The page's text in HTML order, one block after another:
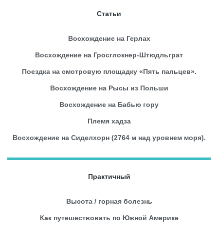
Статьи
Восхождение на Герлах
Восхождение на Гросглокнер-Штюдльграт
Поездка на смотровую площадку «Пять пальцев».
Восхождение на Рысы из Польши
Восхождение на Бабью гору
Племя хадза
Восхождение на Сиделхорн (2764 м над уровнем моря).
Практичный
Высота / горная болезнь
Как путешествовать по Южной Америке